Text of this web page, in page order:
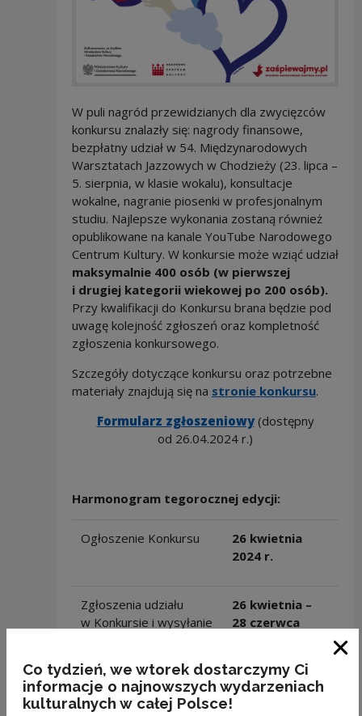
W puli nagród przewidzianych dla zwycięzców
konkursu znalazły się: nagrody finansowe,
bezpłatny udział w 54. Międzynarodowych
Warsztatach Jazzowych w Chodzieży (23. lipca –
5. sierpnia, w klasie wokalu), konsultacje
wokalne, nagranie piosenki w profesjonalnym
studiu. Najlepsze wykonania zostaną również
opublikowane na kanale YouTube Narodowego
Centrum Kultury. W konkursie może wziąć udział
maksymalnie 400 osób (w pierwszej
i drugiej kategorii wiekowej po 200 osób).
Przy kwalifikacji do Konkursu brana będzie pod
uwagę kolejność zgłoszeń oraz kompletność
zgłoszenia konkursowego.
Szczegóły dotyczące konkursu oraz potrzebne
materiały znajdują się na stronie konkursu.
Formularz zgłoszeniowy (dostępny
od 26.04.2024 r.)
Harmonogram tegorocznej edycji:
Ogłoszenie Konkursu
26 kwietnia
2024 r.
Zgłoszenia udziału
w Konkursie i wysyłanie
26 kwietnia –
28 czerwca
Przesłuchania nagrań
przez Jury
29 czerwca – 4
Co tydzień, we wtorek dostarczymy Ci
informacje o najnowszych wydarzeniach
kulturalnych w całej Polsce!